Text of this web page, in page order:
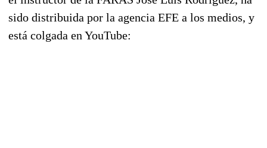
sido distribuida por la agencia EFE a los medios, y
está colgada en YouTube: